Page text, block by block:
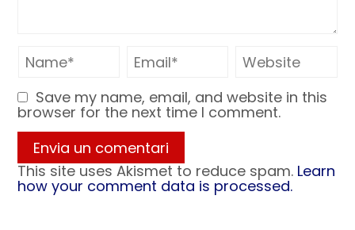
Save my name, email, and website in this
browser for the next time I comment.
This site uses Akismet to reduce spam. Learn
how your comment data is processed.